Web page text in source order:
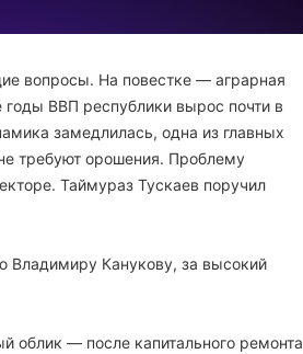
вопросы. На повестке — аграрная
ВВП республики вырос почти в
замедлилась, одна из главных
требуют орошения. Проблему
Таймураз Тускаев поручил
Владимиру Канукову, за высокий
облик — после капитального ремонта